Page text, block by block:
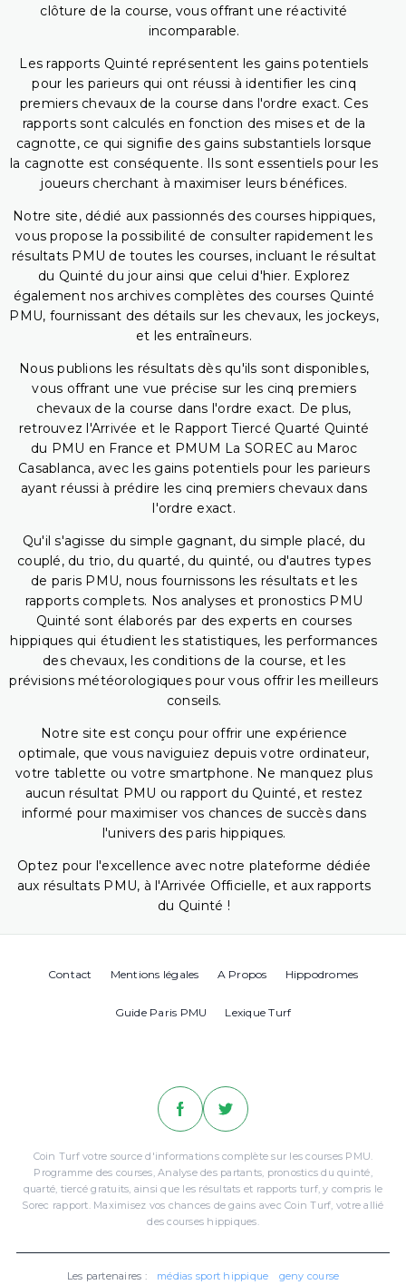
clôture de la course, vous offrant une réactivité
incomparable.
Les rapports Quinté représentent les gains potentiels
pour les parieurs qui ont réussi à identifier les cinq
premiers chevaux de la course dans l'ordre exact. Ces
rapports sont calculés en fonction des mises et de la
cagnotte, ce qui signifie des gains substantiels lorsque
la cagnotte est conséquente. Ils sont essentiels pour les
joueurs cherchant à maximiser leurs bénéfices.
Notre site, dédié aux passionnés des courses hippiques,
vous propose la possibilité de consulter rapidement les
résultats PMU de toutes les courses, incluant le résultat
du Quinté du jour ainsi que celui d'hier. Explorez
également nos archives complètes des courses Quinté
PMU, fournissant des détails sur les chevaux, les jockeys,
et les entraîneurs.
Nous publions les résultats dès qu'ils sont disponibles,
vous offrant une vue précise sur les cinq premiers
chevaux de la course dans l'ordre exact. De plus,
retrouvez l'Arrivée et le Rapport Tiercé Quarté Quinté
du PMU en France et PMUM La SOREC au Maroc
Casablanca, avec les gains potentiels pour les parieurs
ayant réussi à prédire les cinq premiers chevaux dans
l'ordre exact.
Qu'il s'agisse du simple gagnant, du simple placé, du
couplé, du trio, du quarté, du quinté, ou d'autres types
de paris PMU, nous fournissons les résultats et les
rapports complets. Nos analyses et pronostics PMU
Quinté sont élaborés par des experts en courses
hippiques qui étudient les statistiques, les performances
des chevaux, les conditions de la course, et les
prévisions météorologiques pour vous offrir les meilleurs
conseils.
Notre site est conçu pour offrir une expérience
optimale, que vous naviguiez depuis votre ordinateur,
votre tablette ou votre smartphone. Ne manquez plus
aucun résultat PMU ou rapport du Quinté, et restez
informé pour maximiser vos chances de succès dans
l'univers des paris hippiques.
Optez pour l'excellence avec notre plateforme dédiée
aux résultats PMU, à l'Arrivée Officielle, et aux rapports
du Quinté !
Contact Mentions légales A Propos Hippodromes
Guide Paris PMU Lexique Turf
Coin Turf votre source d'informations complète sur les courses PMU.
Programme des courses, Analyse des partants, pronostics du quinté,
quarté, tiercé gratuits, ainsi que les résultats et rapports turf, y compris le
Sorec rapport. Maximisez vos chances de gains avec Coin Turf, votre allié
des courses hippiques.
Les partenaires : médias sport hippique geny course